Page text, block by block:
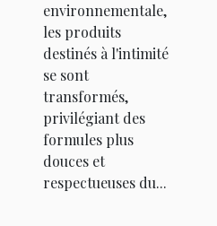
environnementale,
les produits
destinés à l'intimité
se sont
transformés,
privilégiant des
formules plus
douces et
respectueuses du...